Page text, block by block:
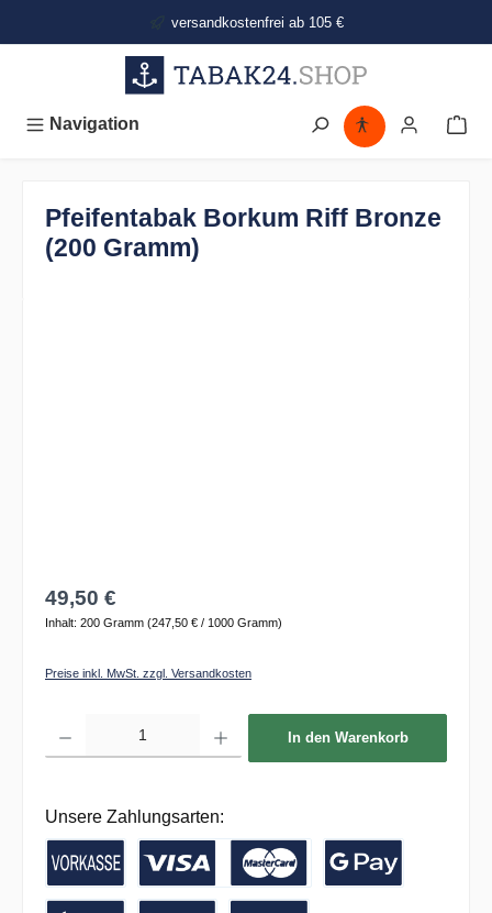
versandkostenfrei ab 105 €
Navigation
Pfeifentabak Borkum Riff Bronze
(200 Gramm)
49,50 €
Inhalt: 200 Gramm (247,50 € / 1000 Gramm)
Preise inkl. MwSt. zzgl. Versandkosten
In den Warenkorb
Unsere Zahlungsarten:
Vorkasse / Banküberweisung
Kreditkarte